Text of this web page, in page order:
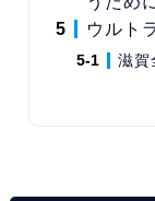
ウルト
滋賀